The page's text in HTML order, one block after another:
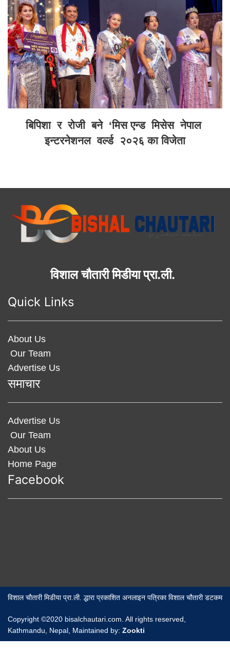
बिपिशा र रोजी बने ‘मिस एन्ड मिसेस नेपाल
इन्टरनेशनल वर्ल्ड २०२६ का विजेता
विशाल चौतारी मिडीया प्रा.ली.
Quick Links
About Us
Our Team
Advertise Us
समाचार
Advertise Us
Our Team
About Us
Home Page
Facebook
विशाल चौतारी मिडीया प्रा.ली. द्धारा प्रकाशित अनलाइन पत्रिका विशाल चौतारी डटकम
Copyright ©2020 bisalchautari.com. All rights reserved,
Kathmandu, Nepal, Maintained by: Zookti